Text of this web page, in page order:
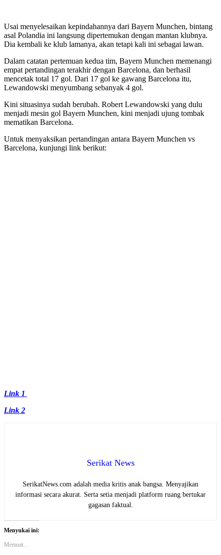
Usai menyelesaikan kepindahannya dari Bayern Munchen, bintang
asal Polandia ini langsung dipertemukan dengan mantan klubnya.
Dia kembali ke klub lamanya, akan tetapi kali ini sebagai lawan.
Dalam catatan pertemuan kedua tim, Bayern Munchen memenangi
empat pertandingan terakhir dengan Barcelona, dan berhasil
mencetak total 17 gol. Dari 17 gol ke gawang Barcelona itu,
Lewandowski menyumbang sebanyak 4 gol.
Kini situasinya sudah berubah. Robert Lewandowski yang dulu
menjadi mesin gol Bayern Munchen, kini menjadi ujung tombak
mematikan Barcelona.
Untuk menyaksikan pertandingan antara Bayern Munchen vs
Barcelona, kunjungi link berikut:
Link 1
Link 2
Serikat News
SerikatNews.com adalah media kritis anak bangsa. Menyajikan
informasi secara akurat. Serta setia menjadi platform ruang bertukar
gagasan faktual.
Menyukai ini:
Memuat...